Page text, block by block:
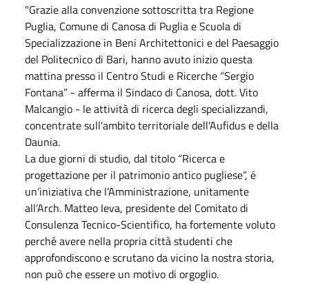
"Grazie alla convenzione sottoscritta tra Regione
Puglia, Comune di Canosa di Puglia e Scuola di
Specializzazione in Beni Architettonici e del Paesaggio
del Politecnico di Bari, hanno avuto inizio questa
mattina presso il Centro Studi e Ricerche “Sergio
Fontana” - afferma il Sindaco di Canosa, dott. Vito
Malcangio - le attività di ricerca degli specializzandi,
concentrate sull'ambito territoriale dell'Aufidus e della
Daunia.
La due giorni di studio, dal titolo “Ricerca e
progettazione per il patrimonio antico pugliese”, é
un’iniziativa che l’Amministrazione, unitamente
all’Arch. Matteo Ieva, presidente del Comitato di
Consulenza Tecnico-Scientifico, ha fortemente voluto
perché avere nella propria città studenti che
approfondiscono e scrutano da vicino la nostra storia,
non può che essere un motivo di orgoglio.